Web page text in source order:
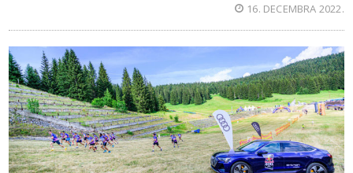
16. DECEMBRA 2022.